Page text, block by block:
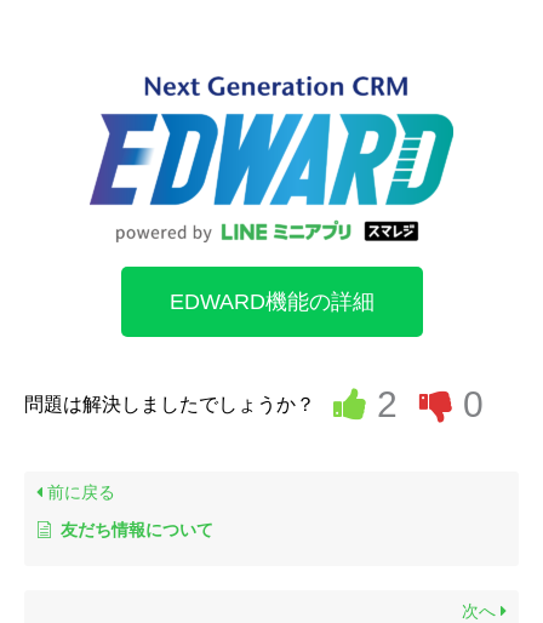
EDWARD機能の詳細
問題は解決しましたでしょうか？ 2 0
前に戻る
友だち情報について
次へ